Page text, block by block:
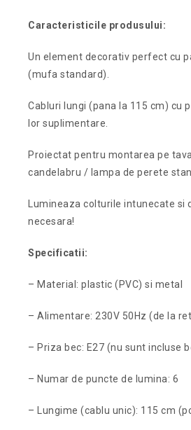
Caracteristicile produsului:
Un element decorativ perfect cu
(mufa standard).
Cabluri lungi (pana la 115 cm) cu
lor suplimentare.
Proiectat pentru montarea pe
candelabru / lampa de perete
Lumineaza colturile intunecate si
necesara!
Specificatii:
– Material: plastic (PVC) si metal
– Alimentare: 230V 50Hz (de la
– Priza bec: E27 (nu sunt incluse
– Numar de puncte de lumina: 6
– Lungime (cablu unic): 115 cm